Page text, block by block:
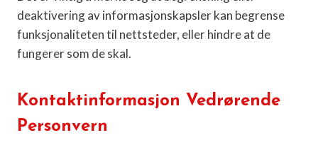
deaktivering av informasjonskapsler kan begrense
funksjonaliteten til nettsteder, eller hindre at de
fungerer som de skal.
Kontaktinformasjon Vedrørende
Personvern